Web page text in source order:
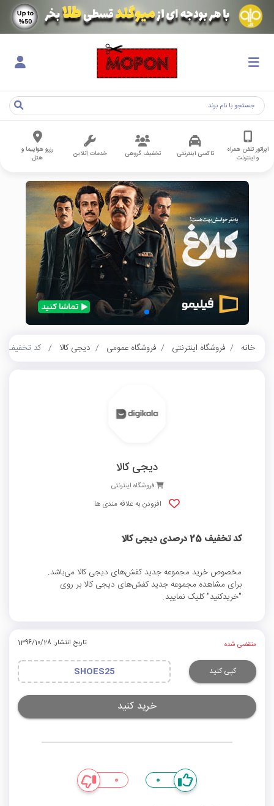
اپراتور تلفن همراه
و اینترنت
تاکسی اینترنتی تخفیف گروهی خدمات آنلاین
رزرو هواپیما و
هتل
خانه فروشگاه اینترنتی فروشگاه عمومی دیجی کالا کد تخفیف 25 درصدی دیجی کالا
دیجی کالا
فروشگاه اینترنتی
افزودن به علاقه مندی ها
کد تخفیف 25 درصدی دیجی کالا
مخصوص خرید مجموعه جدید کفش‌های دیجی کالا می‌باشد.
برای مشاهده مجموعه جدید کفش‌های دیجی کالا بر روی
"خریدکنید" کلیک نمایید.
منقضی شده تاریخ انتشار: 1396/10/28
کپی کنید SHOES25
خرید کنید
0
0